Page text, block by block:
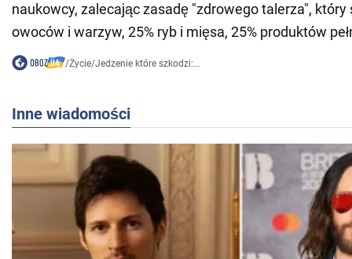
naukowcy, zalecając zasadę "zdrowego talerza", który
owoców i warzyw, 25% ryb i mięsa, 25% produktów
/Życie/Jedzenie które szkodzi:...
Inne wiadomości